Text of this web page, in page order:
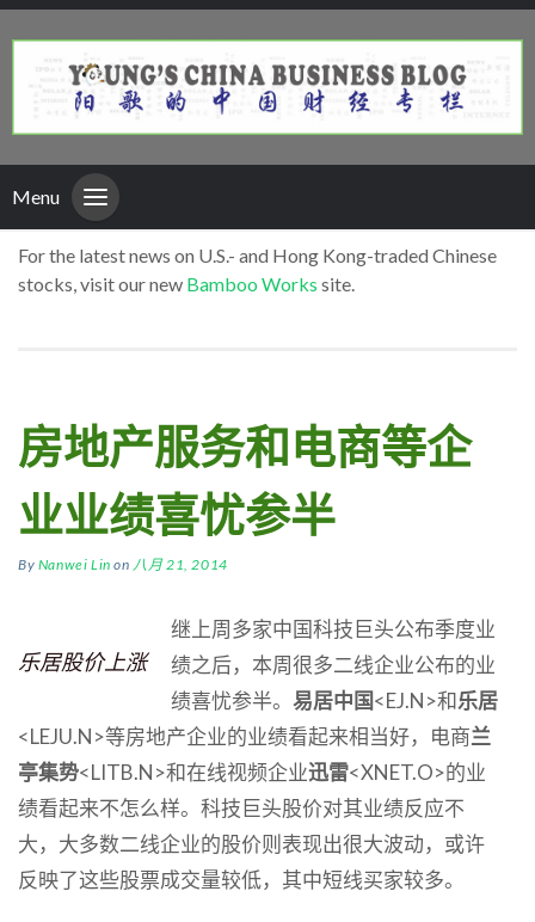
Menu
For the latest news on U.S.- and Hong Kong-traded Chinese
stocks, visit our new Bamboo Works site.
房地产服务和电商等企
业业绩喜忧参半
By Nanwei Lin on 八月 21, 2014
乐居股价上涨
继上周多家中国科技巨头公布季度业
绩之后，本周很多二线企业公布的业
绩喜忧参半。 易居中国<EJ.N>和乐居
<LEJU.N>等房地产企业的业绩看起来相当好，电商兰
亭集势<LITB.N>和在线视频企业迅雷<XNET.O>的业
绩看起来不怎么样。科技巨头股价对其业绩反应不
大，大多数二线企业的股价则表现出很大波动，或许
反映了这些股票成交量较低，其中短线买家较多。